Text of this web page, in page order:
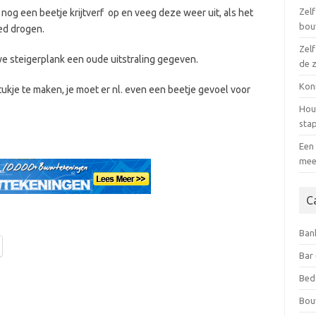
een beetje krijtverf op en veeg deze weer uit, als het
drogen.
steigerplank een oude uitstraling gegeven.
te maken, je moet er nl. even een beetje gevoel voor
de
Bar